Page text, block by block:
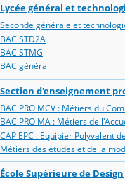
Lycée général et
Seconde générale et
BAC STD2A
BAC STMG
BAC général
Section d'enseignement
BAC PRO MCV : Métiers du
BAC PRO MA : Métiers de
CAP EPC : Equipier Polyvalent
Métiers des études et de la
École Supérieure de Design